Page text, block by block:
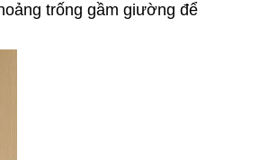
trống gầm giường để